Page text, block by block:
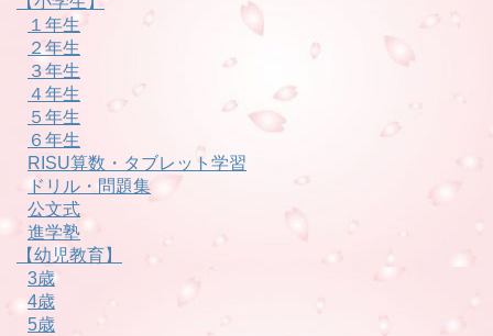
１年生
２年生
３年生
４年生
５年生
６年生
RISU算数・タブレット学習
ドリル・問題集
公文式
進学塾
【幼児教育】
3歳
4歳
5歳